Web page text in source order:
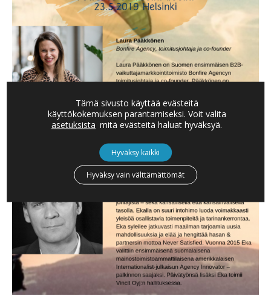
Tämä sivusto käyttää evästeitä
käyttökokemuksen parantamiseksi. Voit valita
asetuksista mitä evästeitä haluat hyväksyä.
Hyväksy kaikki
Hyväksy vain välttämättömät